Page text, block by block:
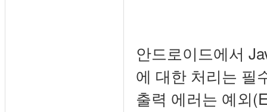
안드로이드에서
에 대한 처리는 필
출력 에러는 예외